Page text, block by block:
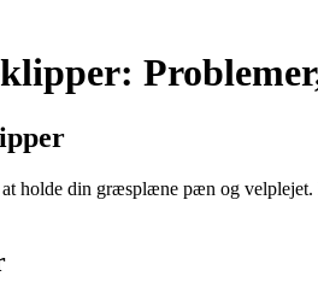
holde din græsplæne pæn og